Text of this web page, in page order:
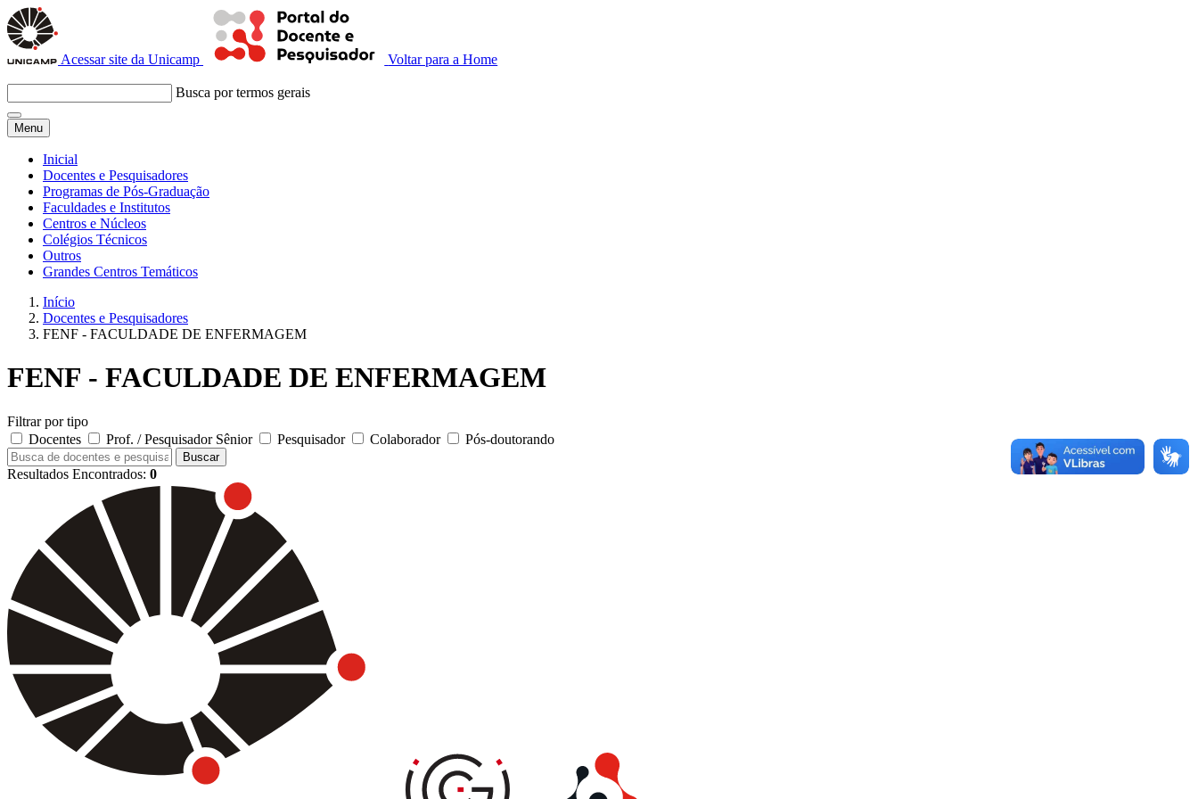
Acessar site da Unicamp Voltar para a Home
Busca por termos gerais
Menu
Inicial
Docentes e Pesquisadores
Programas de Pós-Graduação
Faculdades e Institutos
Centros e Núcleos
Colégios Técnicos
Outros
Grandes Centros Temáticos
Início
Docentes e Pesquisadores
FENF - FACULDADE DE ENFERMAGEM
FENF - FACULDADE DE ENFERMAGEM
Filtrar por tipo
Docentes
Prof. / Pesquisador Sênior Pesquisador Colaborador Pós-doutorando
Buscar
Resultados Encontrados: 0